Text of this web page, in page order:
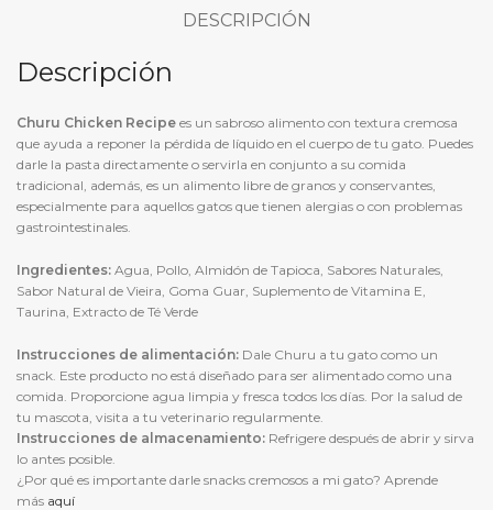
DESCRIPCIÓN
Descripción
Churu Chicken Recipe es un sabroso alimento con textura cremosa
que ayuda a reponer la pérdida de líquido en el cuerpo de tu gato. Puedes
darle la pasta directamente o servirla en conjunto a su comida
tradicional, además, es un alimento libre de granos y conservantes,
especialmente para aquellos gatos que tienen alergias o con problemas
gastrointestinales.
Ingredientes: Agua, Pollo, Almidón de Tapioca, Sabores Naturales,
Sabor Natural de Vieira, Goma Guar, Suplemento de Vitamina E,
Taurina, Extracto de Té Verde
Instrucciones de alimentación: Dale Churu a tu gato como un
snack. Este producto no está diseñado para ser alimentado como una
comida. Proporcione agua limpia y fresca todos los días. Por la salud de
tu mascota, visita a tu veterinario regularmente.
Instrucciones de almacenamiento: Refrigere después de abrir y sirva
lo antes posible.
¿Por qué es importante darle snacks cremosos a mi gato? Aprende
más aquí